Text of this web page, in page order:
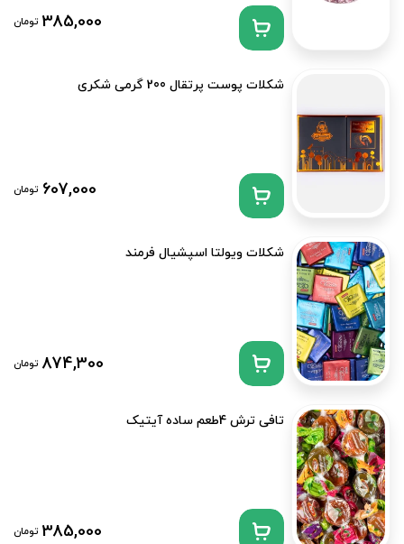
385,000 تومان
شکلات پوست پرتقال 200 گرمی شکری
607,000 تومان
شکلات ویولتا اسپشیال فرمند
874,300 تومان
تافی ترش 4طعم ساده آیتیک
385,000 تومان